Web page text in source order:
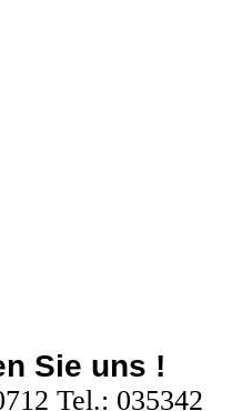
Sie uns !
Tel.: 035342